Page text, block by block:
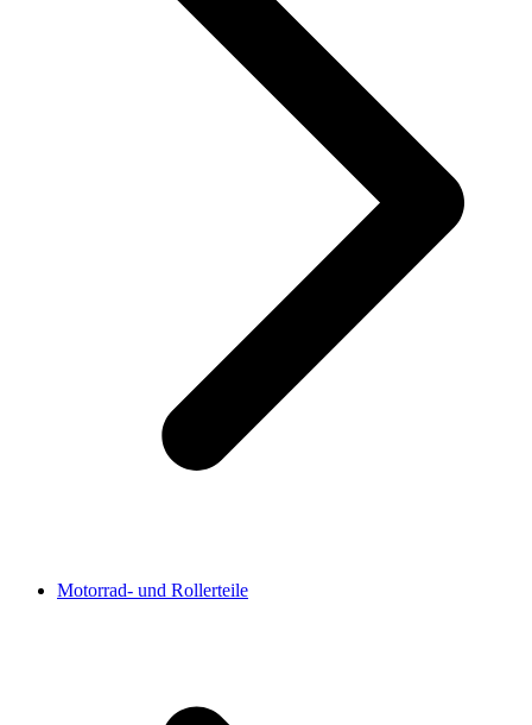
Motorrad- und Rollerteile